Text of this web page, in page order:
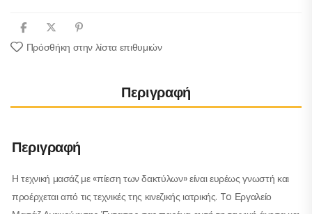
Πρόσθήκη στην λίστα επιθυμιών
Περιγραφή
Περιγραφή
Η τεχνική μασάζ με «πίεση των δακτύλων» είναι ευρέως γνωστή και
προέρχεται από τις τεχνικές της κινεζικής ιατρικής. To Εργαλείο